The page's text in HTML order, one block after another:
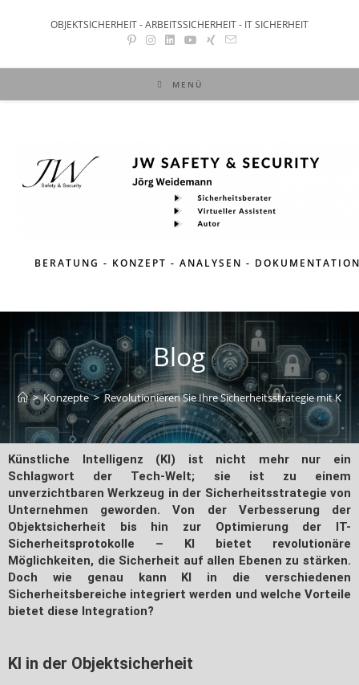
OBJEKTSICHERHEIT - ARBEITSSICHERHEIT - IT SICHERHEIT
MENÜ
BERATUNG - KONZEPT - ANALYSEN -
Blog
> Konzepte > Revolutionieren Sie Ihre Sicherheitsstrategie mit
Künstliche Intelligenz (KI) ist nicht mehr nur ein
Schlagwort der Tech-Welt; sie ist zu einem
unverzichtbaren Werkzeug in der Sicherheitsstrategie von
Unternehmen geworden. Von der Verbesserung der
Objektsicherheit bis hin zur Optimierung der IT-
Sicherheitsprotokolle – KI bietet revolutionäre
Möglichkeiten, die Sicherheit auf allen Ebenen zu stärken.
Doch wie genau kann KI in die verschiedenen
Sicherheitsbereiche integriert werden und welche Vorteile
bietet diese Integration?
KI in der Objektsicherheit